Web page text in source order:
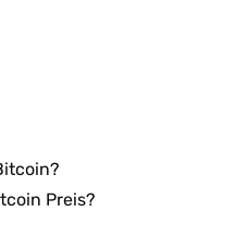
Preis?